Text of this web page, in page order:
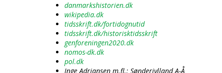
danmarkshistorien.dk
wikipedia.dk
tidsskrift.dk/fortidognutid
tidsskrift.dk/historisktidsskrift
genforeningen2020.dk
nomos-dk.dk
pol.dk
Inge Adriansen m.fl.: Sønderjylland A-Å